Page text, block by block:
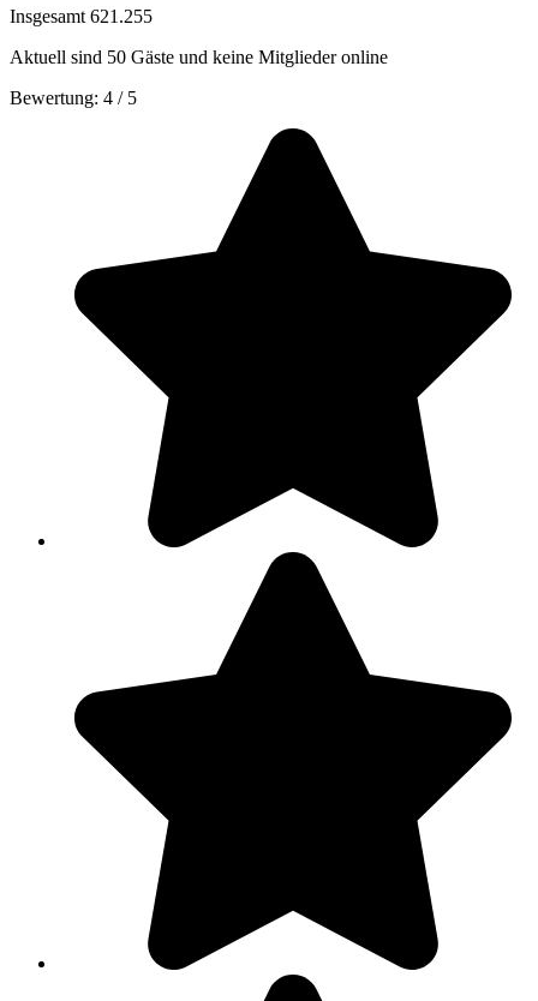
Insgesamt 621.255
Aktuell sind 50 Gäste und keine Mitglieder online
Bewertung: 4 / 5